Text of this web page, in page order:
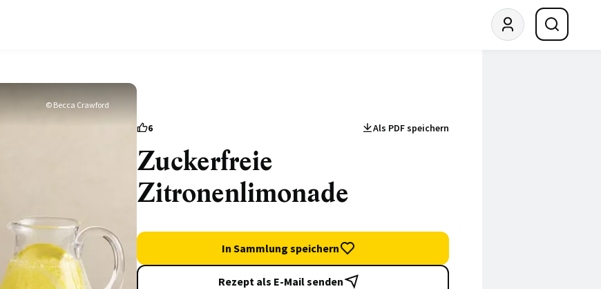
© Becca Crawford
6 Als PDF speichern
Zuckerfreie
Zitronenlimonade
In Sammlung speichern
Rezept als E-Mail senden